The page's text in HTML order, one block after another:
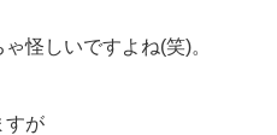
怪しいですよね(笑)。
すが